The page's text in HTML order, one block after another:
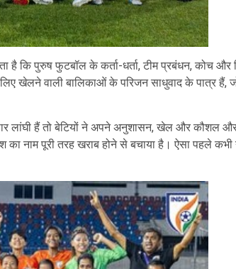
पुरुष फुटबॉल के कर्ता-धर्ता, टीम प्रबंधन, कोच और
खेलने वाली बालिकाओं के परिजन साधुवाद के पात्र हैं,
हैं तो बेटियों ने अपने अनुशासन, खेल और कौशल और
नाम पूरी तरह खराब होने से बचाया है। ऐसा पहले कभी